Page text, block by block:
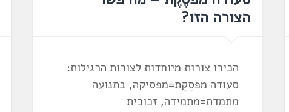
הצורה הזו?
הכירו צורות מיוחדות לצורות הרגילות:
סעודה מפסֶקֶת=מפסיקה, בתנועה
מתמדת=מתמידה, זכוכית